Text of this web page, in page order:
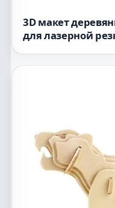
3D макет
для лазерной